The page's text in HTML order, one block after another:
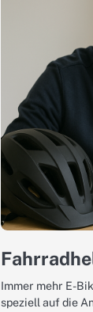
Immer mehr E-
speziell auf die